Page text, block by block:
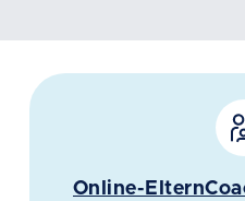
Online-